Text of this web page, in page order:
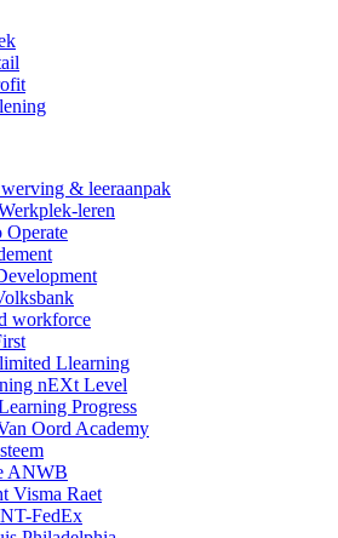
& leeraanpak
leren
Operate
workforce
Llearning
nEXt Level
Progress
Oord Academy
ANWB
Visma Raet
FedEx